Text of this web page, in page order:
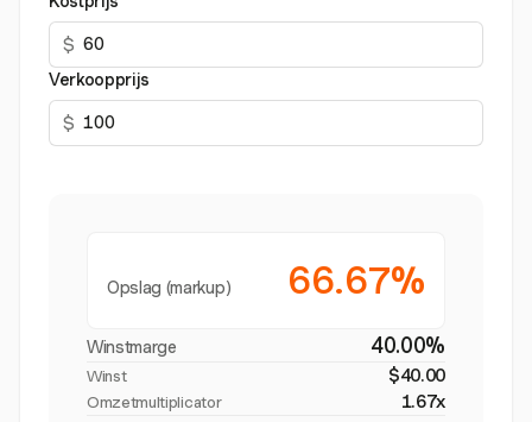
$
Verkoopprijs
$
Opslag (markup) 66.67%
Winstmarge 40.00%
Winst $40.00
Omzetmultiplicator 1.67x